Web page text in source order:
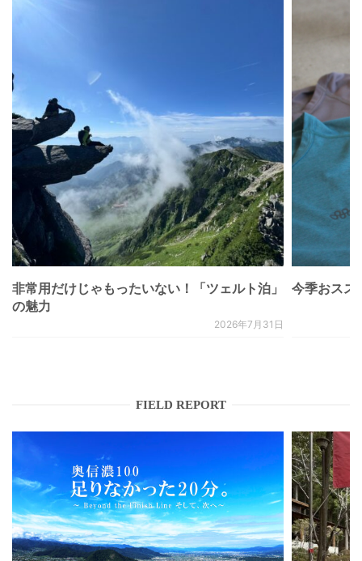
非常用だけじゃもったいない！「ツェルト泊」
の魅力
2026年7月31日
今季おスス
FIELD REPORT